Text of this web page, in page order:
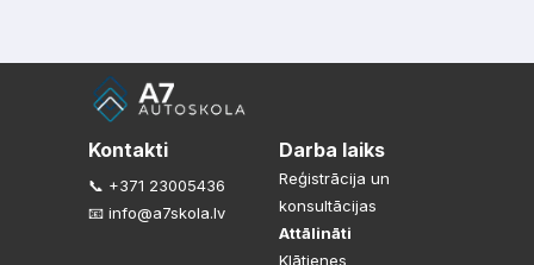
Kontakti Darba laiks
📞 +371 23005436
📧 info@a7skola.lv
Reģistrācija un
konsultācijas
Attālināti
Klātienes